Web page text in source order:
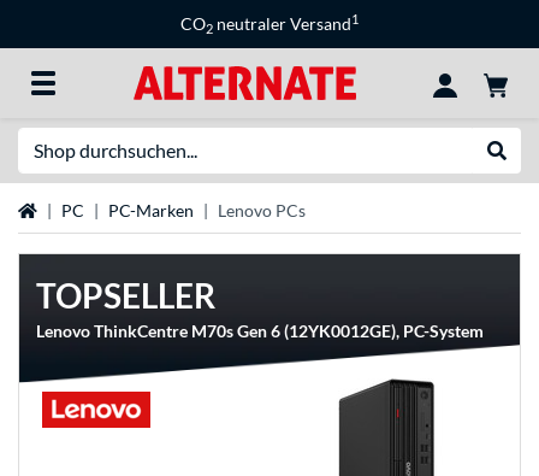
CO2 neutraler Versand1
Startseite
PC PC-Marken Lenovo PCs
TOPSELLER
Lenovo ThinkCentre M70s Gen 6 (12YK0012GE), PC-System